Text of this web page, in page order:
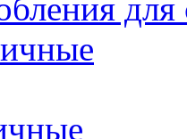
для